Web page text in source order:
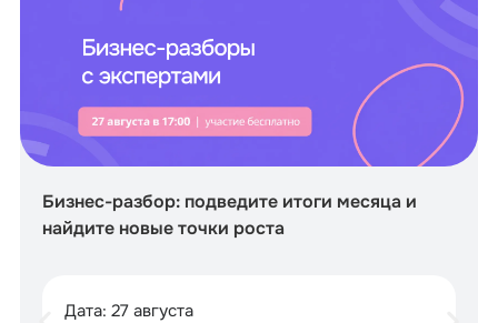
Бизнес-разбор: подведите итоги месяца и
найдите новые точки роста
Дата: 27 августа